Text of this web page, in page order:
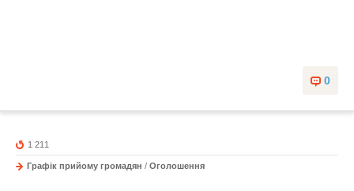
0
1 211
Графік прийому громадян / Оголошення